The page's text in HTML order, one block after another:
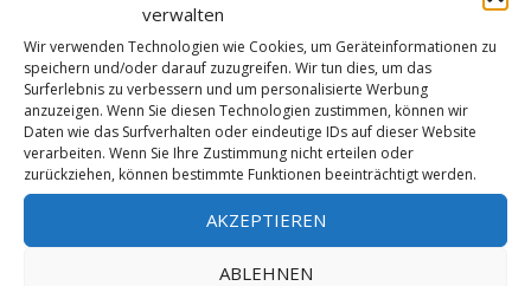
verwalten
Wir verwenden Technologien wie Cookies, um Geräteinformationen zu
speichern und/oder darauf zuzugreifen. Wir tun dies, um das
Surferlebnis zu verbessern und um personalisierte Werbung
anzuzeigen. Wenn Sie diesen Technologien zustimmen, können wir
Daten wie das Surfverhalten oder eindeutige IDs auf dieser Website
verarbeiten. Wenn Sie Ihre Zustimmung nicht erteilen oder
zurückziehen, können bestimmte Funktionen beeinträchtigt werden.
AKZEPTIEREN
ABLEHNEN
Diese Website verwendet Akismet, um
Spam zu reduzieren.Erfahre, wie
deine Kommentardaten verarbeitet